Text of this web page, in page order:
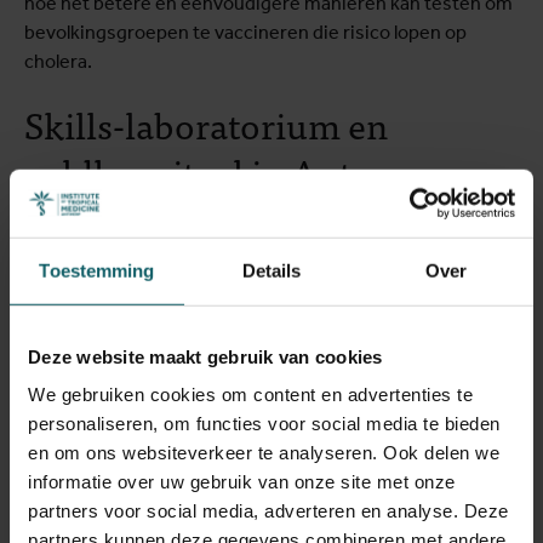
Toestemming Details Over
Deze website maakt gebruik van cookies
We gebruiken cookies om content en advertenties te
personaliseren, om functies voor social media te bieden
en om ons websiteverkeer te analyseren. Ook delen we
informatie over uw gebruik van onze site met onze
partners voor social media, adverteren en analyse. Deze
bevolkingsgroepen te vaccineren die risico lopen op
cholera.
Skills-laboratorium en
veldhospitaal in Antwerpen
Dankzij de financiering van de Vlaamse overheid kon het
opleidingsfaciliteiten voor Belgische en internationale
gezondheidswerkers. Ons skills-laboratorium biedt
laboratoriumondersteuning tijdens onderzoek naar
uitbraken. Het gaat onder andere om patiëntgerichte
diagnostiek, apparatuur die is aangepast aan tropische
omstandigheden, evenals middelen om stalen in
afgelegen gebieden op te slaan en te verzenden.
Bovendien heeft het ITG in Antwerpen een tropisch